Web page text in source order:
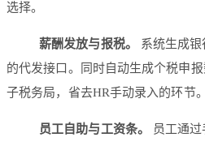
选择。
薪酬发放与报税。
系统生成
的代发接口。同时自动生成个税申
子税务局，省去HR手动录入的环节。
员工自助与工资条。
员工通过